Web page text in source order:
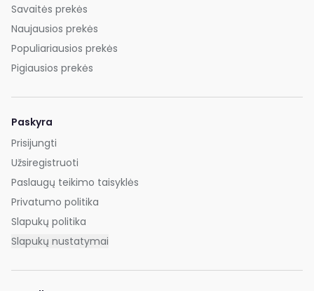
Savaitės prekės
Naujausios prekės
Populiariausios prekės
Pigiausios prekės
Paskyra
Prisijungti
Užsiregistruoti
Paslaugų teikimo taisyklės
Privatumo politika
Slapukų politika
Slapukų nustatymai